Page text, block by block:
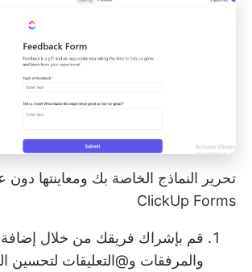
تحرير النماذج الخاصة بك ومعاينتها دون
ClickUp Forms
قم بإشراك فريقك من خلال إضافة
والمرفقات و@التعليقات لتحسين